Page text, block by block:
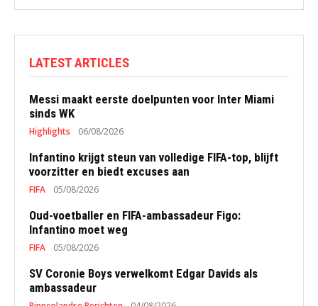
LATEST ARTICLES
Messi maakt eerste doelpunten voor Inter Miami
sinds WK
Highlights 06/08/2026
Infantino krijgt steun van volledige FIFA-top, blijft
voorzitter en biedt excuses aan
FIFA 05/08/2026
Oud-voetballer en FIFA-ambassadeur Figo:
Infantino moet weg
FIFA 05/08/2026
SV Coronie Boys verwelkomt Edgar Davids als
ambassadeur